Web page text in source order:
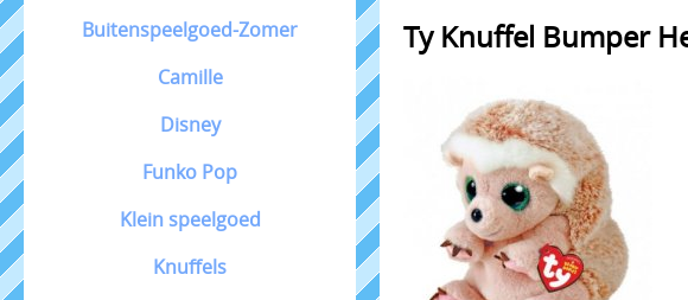
Buitenspeelgoed-Zomer
Camille
Disney
Funko Pop
Klein speelgoed
Knuffels
Ty Knuffel Bumper